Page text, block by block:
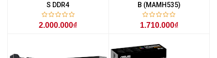
S DDR4
2.000.000₫
B (MAMH535)
1.710.000₫